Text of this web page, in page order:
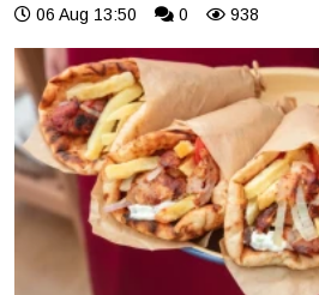
06 Aug 13:50 0 938